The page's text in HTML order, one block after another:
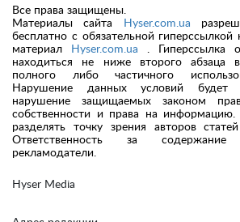
Hyser Media
Все права защищены.
Материалы сайта
Hyser.com.ua
бесплатно с обязательной
материал
Hyser.com.ua . Гиперссылка
находиться не ниже второго абзаца
полного либо частичного
Нарушение данных условий будет
нарушение защищаемых законом прав
собственности и права на
разделять точку зрения авторов
Ответственность за
рекламодатели.